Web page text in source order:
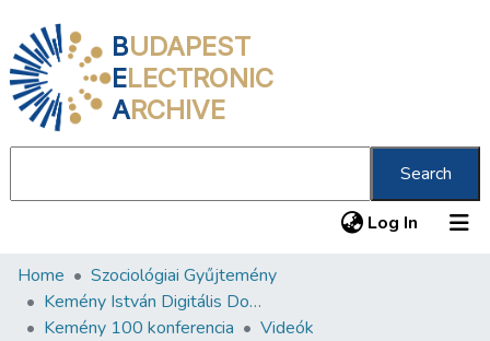
BUDAPEST
ELECTRONIC
ARCHIVE
Search
Log In (current)
Communities & Collections
All of DSpace
Home
Szociológiai Gyűjtemény
Kemény István Digitális Dokumentum- és Médiatár
Kemény 100 konferencia
Videók